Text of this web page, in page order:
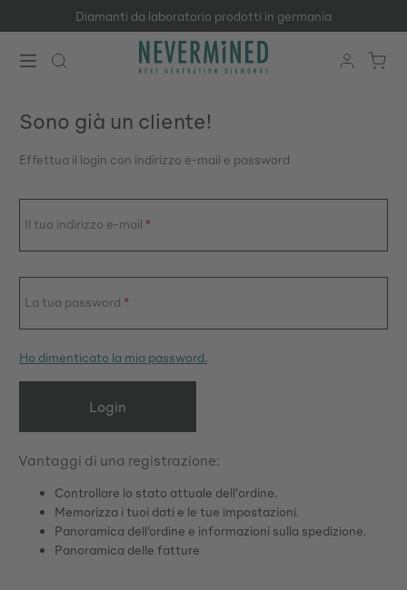
Passa al contenuto principale
Diamanti da laboratorio prodotti in germania
Accedi o crea un account
Sono già un cliente!
Effettua il login con indirizzo e-mail e password
Il tuo indirizzo e-mail *
La tua password *
Ho dimenticato la mia password.
Login
Vantaggi di una registrazione:
Controllare lo stato attuale dell'ordine.
Memorizza i tuoi dati e le tue impostazioni.
Panoramica dell’ordine e informazioni sulla spedizione.
Panoramica delle fatture